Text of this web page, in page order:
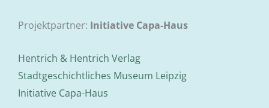
Projektpartner: Initiative Capa-Haus
Hentrich & Hentrich Verlag
Stadtgeschichtliches Museum Leipzig
Initiative Capa-Haus